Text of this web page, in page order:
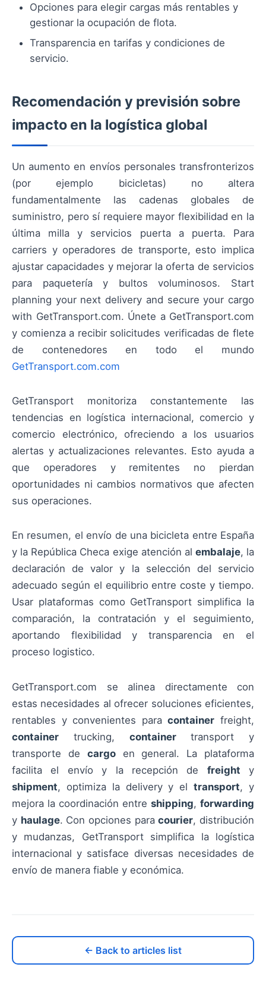
Opciones para elegir cargas más rentables y
gestionar la ocupación de flota.
Transparencia en tarifas y condiciones de
servicio.
Recomendación y previsión sobre
impacto en la logística global
Un aumento en envíos personales transfronterizos
(por ejemplo bicicletas) no altera
fundamentalmente las cadenas globales de
suministro, pero sí requiere mayor flexibilidad en la
última milla y servicios puerta a puerta. Para
carriers y operadores de transporte, esto implica
ajustar capacidades y mejorar la oferta de servicios
para paquetería y bultos voluminosos. Start
planning your next delivery and secure your cargo
with GetTransport.com. Únete a GetTransport.com
y comienza a recibir solicitudes verificadas de flete
de contenedores en todo el mundo
GetTransport.com.com
GetTransport monitoriza constantemente las
tendencias en logística internacional, comercio y
comercio electrónico, ofreciendo a los usuarios
alertas y actualizaciones relevantes. Esto ayuda a
que operadores y remitentes no pierdan
oportunidades ni cambios normativos que afecten
sus operaciones.
En resumen, el envío de una bicicleta entre España
y la República Checa exige atención al embalaje, la
declaración de valor y la selección del servicio
adecuado según el equilibrio entre coste y tiempo.
Usar plataformas como GetTransport simplifica la
comparación, la contratación y el seguimiento,
aportando flexibilidad y transparencia en el
proceso logistico.
GetTransport.com se alinea directamente con
estas necesidades al ofrecer soluciones eficientes,
rentables y convenientes paracontainer freight,
container trucking, containertransport y
transporte de cargoen general. La plataforma
facilita el envío y la recepción de freight y
shipment, optimiza la delivery y eltransport, y
mejora la coordinación entre shipping, forwarding
y haulage. Con opciones paracourier, distribución
y mudanzas, GetTransport simplifica la logística
internacional y satisface diversas necesidades de
envío de manera fiable y económica.
← Back to articles list